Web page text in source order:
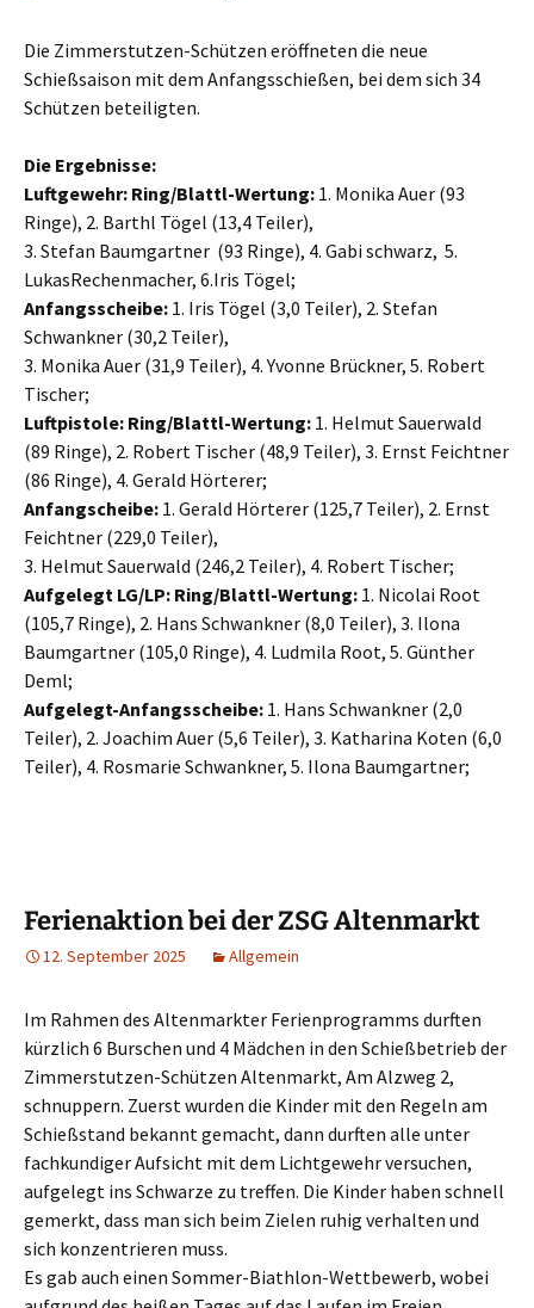
Die Zimmerstutzen-Schützen eröffneten die neue
Schießsaison mit dem Anfangsschießen, bei dem sich 34
Schützen beteiligten.
Die Ergebnisse:
Luftgewehr: Ring/Blattl-Wertung: 1. Monika Auer (93
Ringe), 2. Barthl Tögel (13,4 Teiler),
3. Stefan Baumgartner (93 Ringe), 4. Gabi schwarz, 5.
LukasRechenmacher, 6.Iris Tögel;
Anfangsscheibe: 1. Iris Tögel (3,0 Teiler), 2. Stefan
Schwankner (30,2 Teiler),
3. Monika Auer (31,9 Teiler), 4. Yvonne Brückner, 5. Robert
Tischer;
Luftpistole: Ring/Blattl-Wertung: 1. Helmut Sauerwald
(89 Ringe), 2. Robert Tischer (48,9 Teiler), 3. Ernst Feichtner
(86 Ringe), 4. Gerald Hörterer;
Anfangscheibe: 1. Gerald Hörterer (125,7 Teiler), 2. Ernst
Feichtner (229,0 Teiler),
3. Helmut Sauerwald (246,2 Teiler), 4. Robert Tischer;
Aufgelegt LG/LP: Ring/Blattl-Wertung: 1. Nicolai Root
(105,7 Ringe), 2. Hans Schwankner (8,0 Teiler), 3. Ilona
Baumgartner (105,0 Ringe), 4. Ludmila Root, 5. Günther
Deml;
Aufgelegt-Anfangsscheibe: 1. Hans Schwankner (2,0
Teiler), 2. Joachim Auer (5,6 Teiler), 3. Katharina Koten (6,0
Teiler), 4. Rosmarie Schwankner, 5. Ilona Baumgartner;
Ferienaktion bei der ZSG Altenmarkt
12. September 2025 Allgemein
Im Rahmen des Altenmarkter Ferienprogramms durften
kürzlich 6 Burschen und 4 Mädchen in den Schießbetrieb der
Zimmerstutzen-Schützen Altenmarkt, Am Alzweg 2,
schnuppern. Zuerst wurden die Kinder mit den Regeln am
Schießstand bekannt gemacht, dann durften alle unter
fachkundiger Aufsicht mit dem Lichtgewehr versuchen,
aufgelegt ins Schwarze zu treffen. Die Kinder haben schnell
gemerkt, dass man sich beim Zielen ruhig verhalten und
sich konzentrieren muss.
Es gab auch einen Sommer-Biathlon-Wettbewerb, wobei